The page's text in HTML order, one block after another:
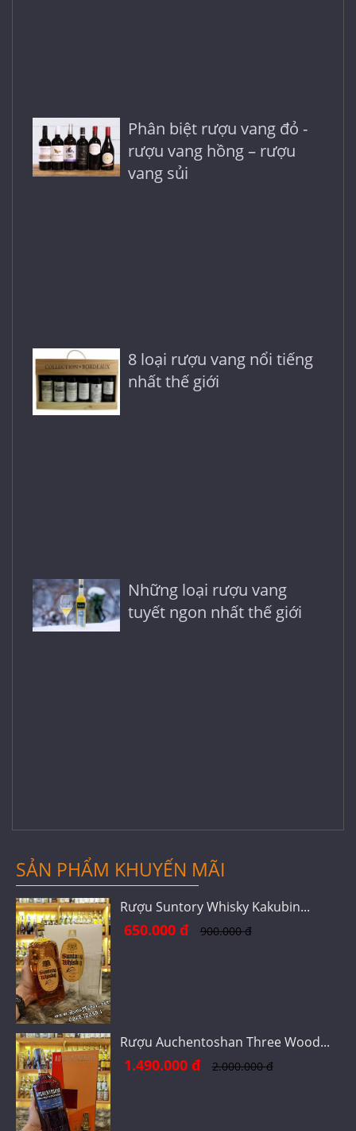
Phân biệt rượu vang đỏ -
rượu vang hồng – rượu
vang sủi
8 loại rượu vang nổi tiếng
nhất thế giới
Những loại rượu vang
tuyết ngon nhất thế giới
SẢN PHẨM KHUYẾN MÃI
Rượu Suntory Whisky Kakubin...
650.000 đ 900.000 đ
Rượu Auchentoshan Three Wood...
1.490.000 đ 2.000.000 đ